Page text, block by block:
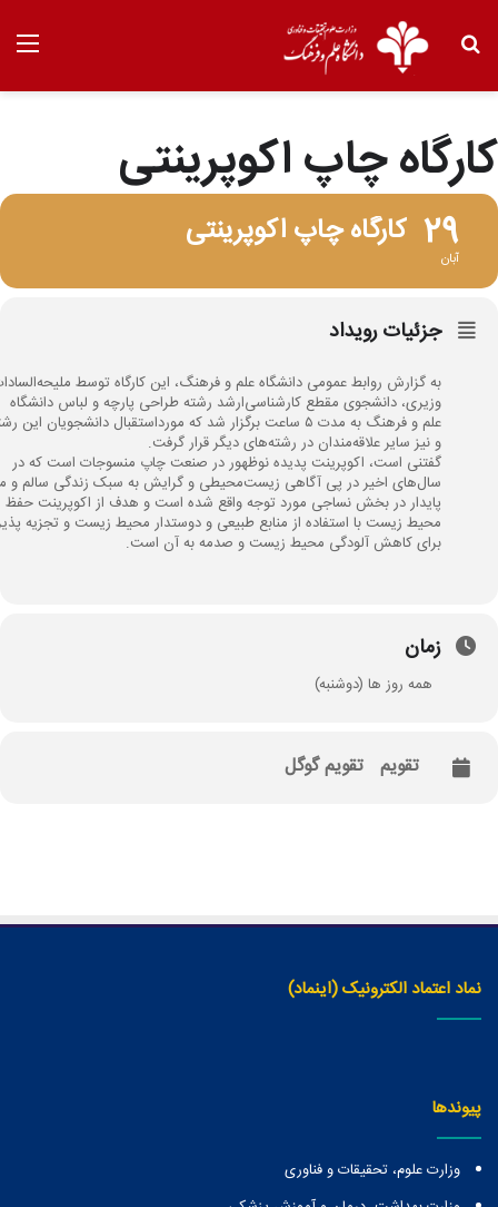
کارگاه چاپ اکوپرینتی
29
آبان
کارگاه چاپ اکوپرینتی
جزئیات رویداد
به گزارش روابط عمومی دانشگاه علم و فرهنگ، این کارگاه توسط
وزیری، دانشجوی مقطع کارشناسی‌ارشد رشته طراحی پارچه و لباس دانشگاه
علم و فرهنگ به مدت ۵ ساعت برگزار شد که مورداستقبال دانشجویان این
و نیز سایر علاقه‌مندان در رشته‌های دیگر قرار گرفت.
گفتنی است، اکوپرینت پدیده نوظهور در صنعت چاپ منسوجات است که در
سال‌های اخیر در پی آگاهی زیست‌محیطی و گرایش به سبک زندگی سالم و
پایدار در بخش نساجی مورد توجه واقع شده است و هدف از اکوپرینت حفظ
محیط زیست با استفاده از منابع طبیعی و دوستدار محیط زیست و تجزیه
برای کاهش آلودگی محیط زیست و صدمه به آن است.
زمان
همه روز ها (دوشنبه)
تقویم تقویم گوگل
نماد اعتماد الکترونیک (اینماد)
پیوندها
وزارت علوم، تحقیقات و فناوری